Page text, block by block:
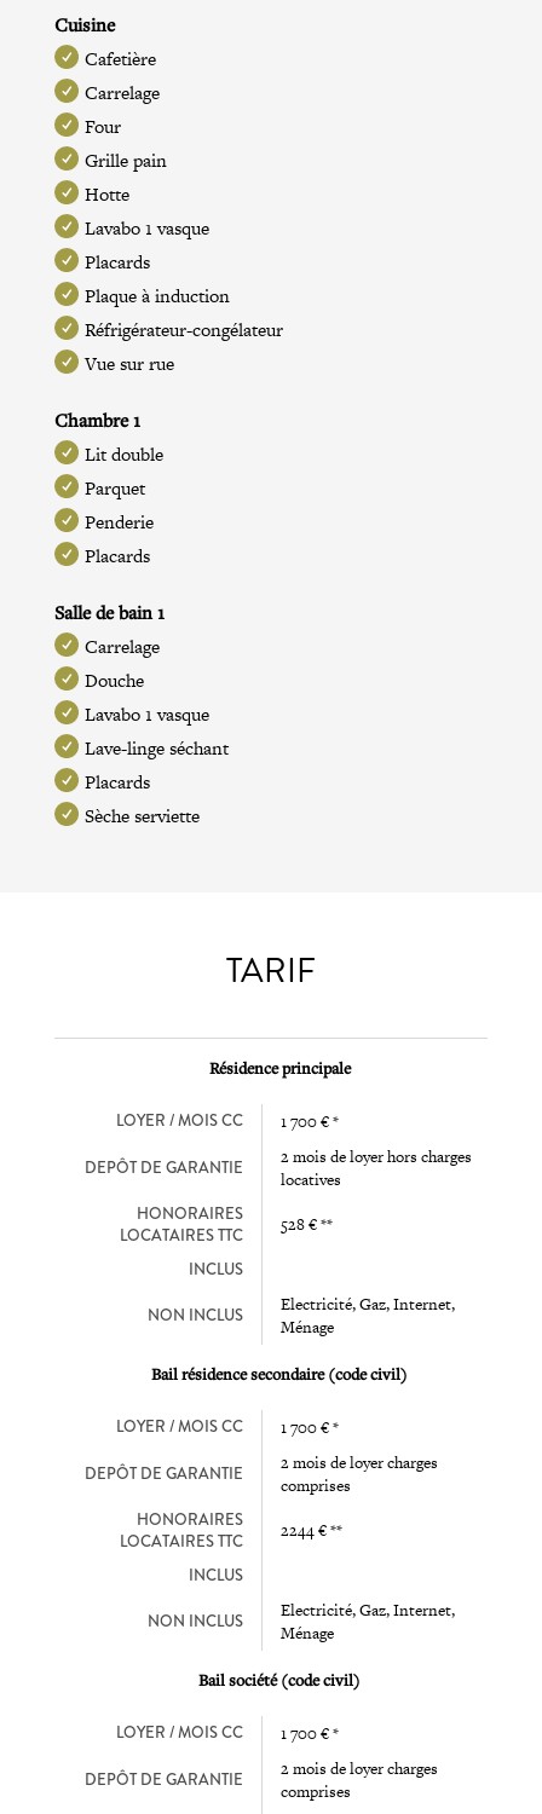
Cuisine
Cafetière
Carrelage
Four
Grille pain
Hotte
Lavabo 1 vasque
Placards
Plaque à induction
Réfrigérateur-congélateur
Vue sur rue
Chambre 1
Lit double
Parquet
Penderie
Placards
Salle de bain 1
Carrelage
Douche
Lavabo 1 vasque
Lave-linge séchant
Placards
Sèche serviette
TARIF
Résidence principale
LOYER / MOIS CC 1 700 € *
DEPÔT DE GARANTIE
2 mois de loyer hors charges
locatives
HONORAIRES
LOCATAIRES TTC
528 € **
INCLUS
NON INCLUS
Electricité, Gaz, Internet,
Ménage
Bail résidence secondaire (code civil)
LOYER / MOIS CC 1 700 € *
DEPÔT DE GARANTIE
2 mois de loyer charges
comprises
HONORAIRES
LOCATAIRES TTC
2244 € **
INCLUS
NON INCLUS
Electricité, Gaz, Internet,
Ménage
Bail société (code civil)
LOYER / MOIS CC 1 700 € *
DEPÔT DE GARANTIE
2 mois de loyer charges
comprises